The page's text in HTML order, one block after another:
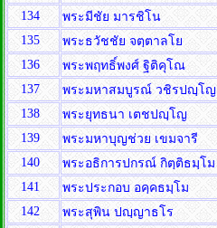
134
พระมีชัย มารชิโน
135
พระธวัชชัย จตฺตาลโย
136
พระพฤทธิ์พงศ์ ฐิติคุโณ
137
พระมหาสมบูรณ์ วชิรปญฺโญ
138
พระยุทธนา เตชปญฺโญ
139
พระมหาบุญช่วย เขมจารี
140
พระอธิการปกรณ์ กิตฺติธมฺโม
141
พระประกอบ อคฺคธมฺโม
142
พระสุพิน ปญฺญาธโร